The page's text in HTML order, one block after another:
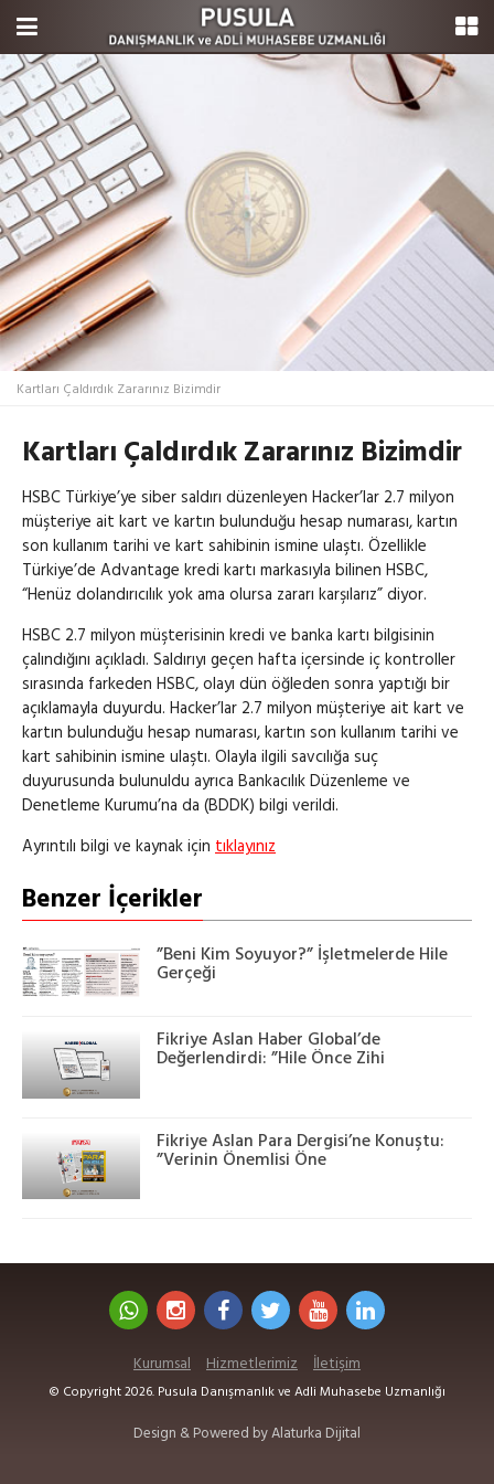
Kartları Çaldırdık Zararınız Bizimdir
Kartları Çaldırdık Zararınız Bizimdir
HSBC Türkiye’ye siber saldırı düzenleyen Hacker’lar 2.7 milyon
müşteriye ait kart ve kartın bulunduğu hesap numarası, kartın
son kullanım tarihi ve kart sahibinin ismine ulaştı. Özellikle
Türkiye’de Advantage kredi kartı markasıyla bilinen HSBC,
“Henüz dolandırıcılık yok ama olursa zararı karşılarız” diyor.
HSBC 2.7 milyon müşterisinin kredi ve banka kartı bilgisinin
çalındığını açıkladı. Saldırıyı geçen hafta içersinde iç kontroller
sırasında farkeden HSBC, olayı dün öğleden sonra yaptığı bir
açıklamayla duyurdu. Hacker’lar 2.7 milyon müşteriye ait kart ve
kartın bulunduğu hesap numarası, kartın son kullanım tarihi ve
kart sahibinin ismine ulaştı. Olayla ilgili savcılığa suç
duyurusunda bulunuldu ayrıca Bankacılık Düzenleme ve
Denetleme Kurumu’na da (BDDK) bilgi verildi.
Ayrıntılı bilgi ve kaynak için tıklayınız
Benzer İçerikler
”Beni Kim Soyuyor?” İşletmelerde Hile
Gerçeği
Fikriye Aslan Haber Global’de
Değerlendirdi: ”Hile Önce Zihi
Fikriye Aslan Para Dergisi’ne Konuştu:
”Verinin Önemlisi Öne
Kurumsal Hizmetlerimiz İletişim
© Copyright 2026. Pusula Danışmanlık ve Adli Muhasebe Uzmanlığı
Design & Powered by Alaturka Dijital